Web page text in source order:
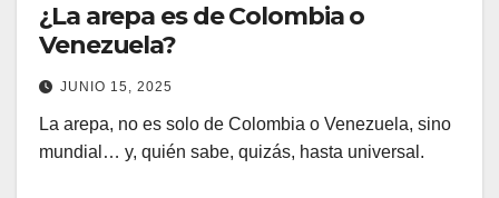
¿La arepa es de Colombia o
Venezuela?
JUNIO 15, 2025
La arepa, no es solo de Colombia o Venezuela, sino
mundial… y, quién sabe, quizás, hasta universal.